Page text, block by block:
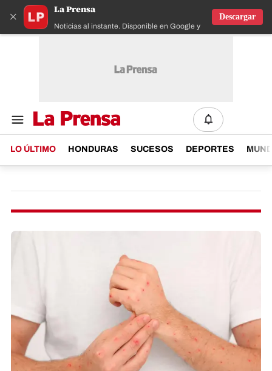
×
La Prensa
Noticias al instante. Disponible en Google y IOS
Descargar
LO ÚLTIMO HONDURAS SUCESOS DEPORTES